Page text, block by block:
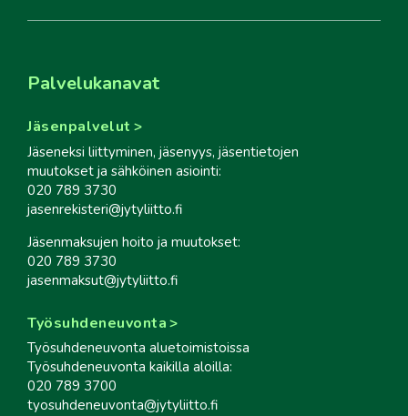
Palvelukanavat
Jäsenpalvelut
Jäseneksi liittyminen, jäsenyys, jäsentietojen
muutokset ja sähköinen asiointi:
020 789 3730
jasenrekisteri@jytyliitto.fi
Jäsenmaksujen hoito ja muutokset:
020 789 3730
jasenmaksut@jytyliitto.fi
Työsuhdeneuvonta
Työsuhdeneuvonta aluetoimistoissa
Työsuhdeneuvonta kaikilla aloilla:
020 789 3700
tyosuhdeneuvonta@jytyliitto.fi